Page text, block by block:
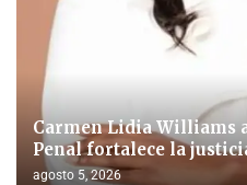
Carmen Lidia Williams
Penal fortalece la
agosto 5, 2026